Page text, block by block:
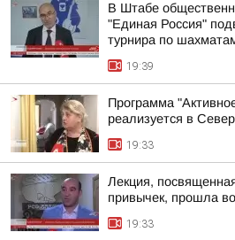
В Штабе
"Единая Россия"
турнира по
19:39
Программа
реализуется в
19:33
Лекция,
привычек, прошла
19:33